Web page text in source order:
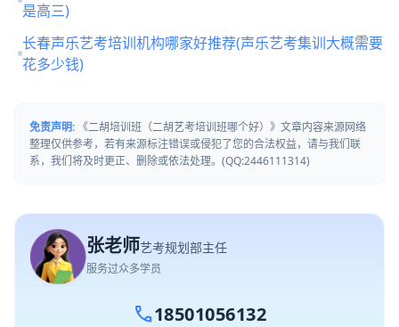
是高三)
长春声乐艺考培训机构哪家好推荐(声乐艺考集训大概需要
花多少钱)
免责声明: 《二胡培训班（二胡艺考培训班哪个好）》文章内容来源网络
整理仅供参考，若有来源标注错误或侵犯了您的合法权益，请与我们联
系，我们将及时更正、删除或依法处理。(QQ:2446111314)
张老师艺考规划部主任
服务过众多学员
call18501056132